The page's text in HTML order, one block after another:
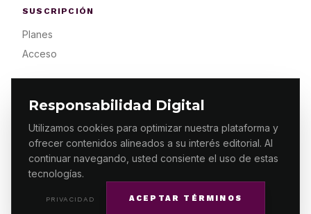
Responsabilidad Digital
Utilizamos cookies para optimizar nuestra plataforma y
ofrecer contenidos alineados a su interés editorial. Al
continuar navegando, usted consiente el uso de estas
tecnologías.
PRIVACIDAD ACEPTAR TÉRMINOS
SUSCRIPCIÓN
Planes
Acceso
© 2026 ES PRIMERA MX. ALGUNOS DERECHOS
RESERVADOS / DESIGNMAKING.MX